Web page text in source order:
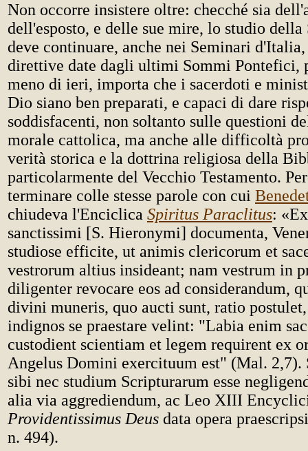
Non occorre insistere oltre: checché sia
dell'esposto, e delle sue mire, lo studio della
deve continuare, anche nei Seminari
direttive date dagli ultimi Sommi Pontefici,
meno di ieri, importa che i sacerdoti e
Dio siano ben preparati, e capaci di dare
soddisfacenti, non soltanto sulle questioni
morale cattolica, ma anche alle difficoltà
verità storica e la dottrina religiosa della
particolarmente del Vecchio Testamento.
terminare colle stesse parole con cui
chiudeva l'Enciclica Spiritus Paraclitus:
sanctissimi [S. Hieronymi] documenta,
studiose efficite, ut animis clericorum et
vestrorum altius insideant; nam vestrum in
diligenter revocare eos ad considerandum,
divini muneris, quo aucti sunt, ratio
indignos se praestare velint: "Labia enim
custodient scientiam et legem requirent ex
Angelus Domini exercituum est" (Mal. 2,7).
sibi nec studium Scripturarum esse
alia via aggrediendum, ac Leo XIII
Providentissimus Deus data opera
n. 494).